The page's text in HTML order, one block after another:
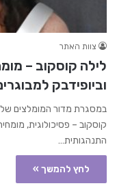
צוות האתר
וביופידבק
במסגרת מדור המומלצים של
קוסקוב – פסיכולוגית,
התנהגותית…
לחץ להמשך »